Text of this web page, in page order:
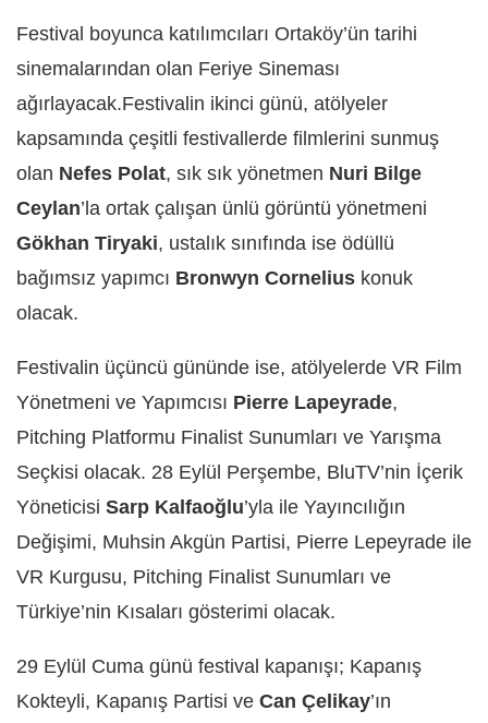
Festival boyunca katılımcıları Ortaköy’ün tarihi
sinemalarından olan Feriye Sineması
ağırlayacak.Festivalin ikinci günü, atölyeler
kapsamında çeşitli festivallerde filmlerini sunmuş
olan Nefes Polat, sık sık yönetmen Nuri Bilge
Ceylan’la ortak çalışan ünlü görüntü yönetmeni
Gökhan Tiryaki, ustalık sınıfında ise ödüllü
bağımsız yapımcı Bronwyn Cornelius konuk
olacak.
Festivalin üçüncü gününde ise, atölyelerde VR Film
Yönetmeni ve Yapımcısı Pierre Lapeyrade,
Pitching Platformu Finalist Sunumları ve Yarışma
Seçkisi olacak. 28 Eylül Perşembe, BluTV’nin İçerik
Yöneticisi Sarp Kalfaoğlu’yla ile Yayıncılığın
Değişimi, Muhsin Akgün Partisi, Pierre Lepeyrade ile
VR Kurgusu, Pitching Finalist Sunumları ve
Türkiye’nin Kısaları gösterimi olacak.
29 Eylül Cuma günü festival kapanışı; Kapanış
Kokteyli, Kapanış Partisi ve Can Çelikay’ın